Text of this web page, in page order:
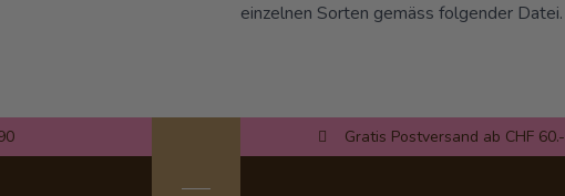
einzelnen Sorten gemäss folgender Datei.
Gratis Postversand ab CHF 60.-